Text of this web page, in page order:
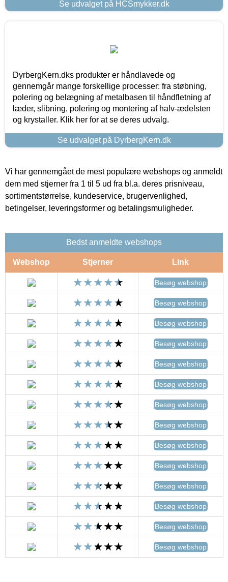
Se udvalget på HCSmykker.dk
DyrbergKern.dks produkter er håndlavede og
gennemgår mange forskellige processer: fra støbning,
polering og belægning af metalbasen til håndfletning af
læder, slibning, polering og montering af halv-ædelsten
og krystaller. Klik her for at se deres udvalg.
Se udvalget på DyrbergKern.dk
Vi har gennemgået de mest populære webshops og anmeldt
dem med stjerner fra 1 til 5 ud fra bl.a. deres prisniveau,
sortimentstørrelse, kundeservice, brugervenlighed,
betingelser, leveringsformer og betalingsmuligheder.
Bedst anmeldte webshops
Webshop Stjerner Link
Besøg webshop
Besøg webshop
Besøg webshop
Besøg webshop
Besøg webshop
Besøg webshop
Besøg webshop
Besøg webshop
Besøg webshop
Besøg webshop
Besøg webshop
Besøg webshop
Besøg webshop
Besøg webshop